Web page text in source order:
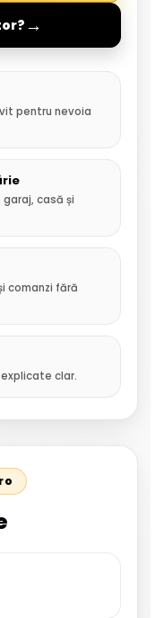
→
pentru nevoia
casă și
comanzi fără
clar.